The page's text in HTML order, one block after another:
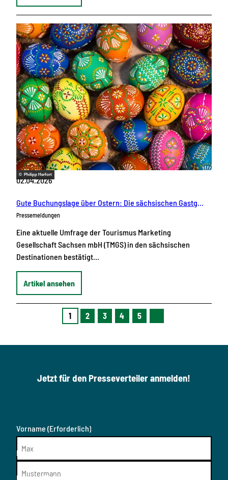
© Philipp Herfort
02.04.2026
Gute Buchungslage über Ostern: Die sächsischen Gastgeber starten erwartungsfroh in die Osterzeit
Pressemeldungen
Eine aktuelle Umfrage der Tourismus Marketing
Gesellschaft Sachsen mbH (TMGS) in den sächsischen
Destinationen bestätigt…
Artikel ansehen
1 2 3 4 5
h
S
e
Jetzt für den Presseverteiler anmelden!
Vorname (Erforderlich)
Nachname
Medium(Erforderlich)